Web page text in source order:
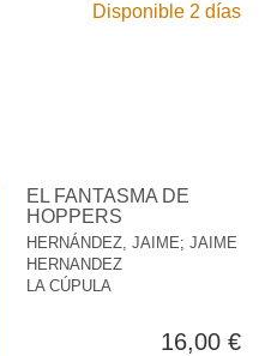
Disponible 2 días
EL FANTASMA DE
HOPPERS
HERNÁNDEZ, JAIME; JAIME
HERNANDEZ
LA CÚPULA
16,00 €